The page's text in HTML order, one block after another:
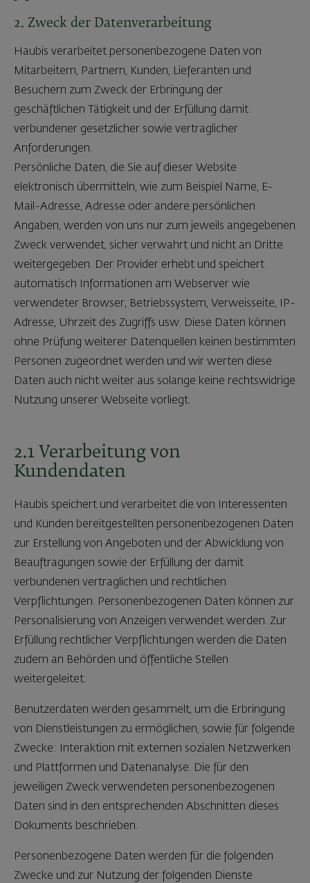
2. Zweck der Datenverarbeitung
Haubis verarbeitet personenbezogene Daten von
Mitarbeitern, Partnern, Kunden, Lieferanten und
Besuchern zum Zweck der Erbringung der
geschäftlichen Tätigkeit und der Erfüllung damit
verbundener gesetzlicher sowie vertraglicher
Anforderungen.
Persönliche Daten, die Sie auf dieser Website
elektronisch übermitteln, wie zum Beispiel Name, E-
Mail-Adresse, Adresse oder andere persönlichen
Angaben, werden von uns nur zum jeweils angegebenen
Zweck verwendet, sicher verwahrt und nicht an Dritte
weitergegeben. Der Provider erhebt und speichert
automatisch Informationen am Webserver wie
verwendeter Browser, Betriebssystem, Verweisseite, IP-
Adresse, Uhrzeit des Zugriffs usw. Diese Daten können
ohne Prüfung weiterer Datenquellen keinen bestimmten
Personen zugeordnet werden und wir werten diese
Daten auch nicht weiter aus solange keine rechtswidrige
Nutzung unserer Webseite vorliegt.
2.1 Verarbeitung von
Kundendaten
Haubis speichert und verarbeitet die von Interessenten
und Kunden bereitgestellten personenbezogenen Daten
zur Erstellung von Angeboten und der Abwicklung von
Beauftragungen sowie der Erfüllung der damit
verbundenen vertraglichen und rechtlichen
Verpflichtungen. Personenbezogenen Daten können zur
Personalisierung von Anzeigen verwendet werden. Zur
Erfüllung rechtlicher Verpflichtungen werden die Daten
zudem an Behörden und öffentliche Stellen
weitergeleitet.
Benutzerdaten werden gesammelt, um die Erbringung
von Dienstleistungen zu ermöglichen, sowie für folgende
Zwecke: Interaktion mit externen sozialen Netzwerken
und Plattformen und Datenanalyse. Die für den
jeweiligen Zweck verwendeten personenbezogenen
Daten sind in den entsprechenden Abschnitten dieses
Dokuments beschrieben.
Personenbezogene Daten werden für die folgenden
Zwecke und zur Nutzung der folgenden Dienste